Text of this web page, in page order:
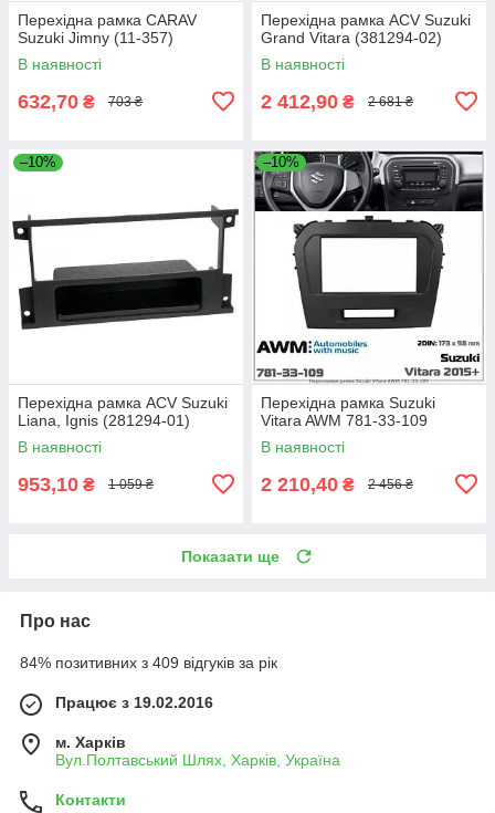
Перехідна рамка CARAV
Suzuki Jimny (11-357)
В наявності
632,70 ₴ 703 ₴
Перехідна рамка ACV Suzuki
Grand Vitara (381294-02)
В наявності
2 412,90 ₴ 2 681 ₴
–10%
Перехідна рамка ACV Suzuki
Liana, Ignis (281294-01)
В наявності
953,10 ₴ 1 059 ₴
–10%
Перехідна рамка Suzuki
Vitara AWM 781-33-109
В наявності
2 210,40 ₴ 2 456 ₴
Показати ще
Про нас
84% позитивних з 409 відгуків за рік
Працює з 19.02.2016
м. Харків
Вул.Полтавський Шлях, Харків, Україна
Контакти